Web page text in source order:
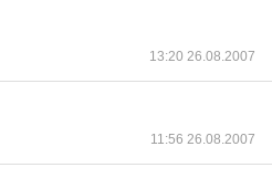
13:20 26.08.2007
11:56 26.08.2007